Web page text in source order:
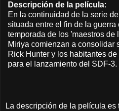
Descripción de la película:
En la continuidad de la serie
situada entre el fin de la
temporada de los 'maestros de
Miriya comienzan a consolidar
Rick Hunter y los habitantes
para el lanzamiento del SDF-3.
La descripción de la película